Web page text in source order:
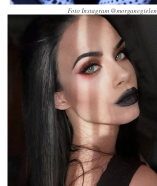
Foto Instagram @morganegielen